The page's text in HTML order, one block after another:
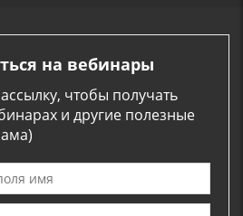
на вебинары
чтобы получать
и другие полезные